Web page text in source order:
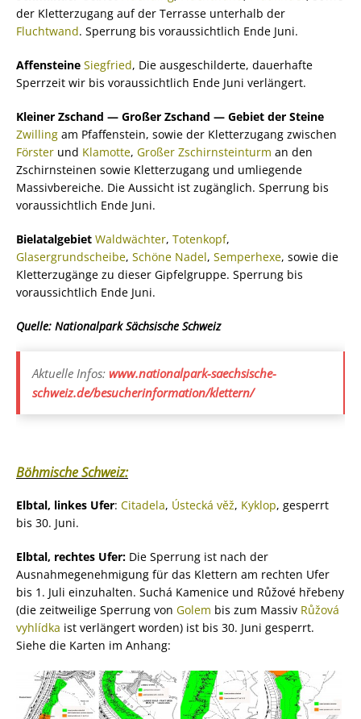
der Kletterzugang auf der Terrasse unterhalb der
Fluchtwand. Sperrung bis voraussichtlich Ende Juni.
Affensteine Siegfried, Die ausgeschilderte, dauerhafte
Sperrzeit wir bis voraussichtlich Ende Juni verlängert.
Kleiner Zschand — Großer Zschand — Gebiet der Steine
Zwilling am Pfaffenstein, sowie der Kletterzugang zwischen
Förster und Klamotte, Großer Zschirnsteinturm an den
Zschirnsteinen sowie Kletterzugang und umliegende
Massivbereiche. Die Aussicht ist zugänglich. Sperrung bis
voraussichtlich Ende Juni.
Bielatalgebiet Waldwächter, Totenkopf,
Glasergrundscheibe, Schöne Nadel, Semperhexe, sowie die
Kletterzugänge zu dieser Gipfelgruppe. Sperrung bis
voraussichtlich Ende Juni.
Quelle: Nationalpark Sächsische Schweiz
Aktuelle Infos: www.nationalpark-saechsische-
schweiz.de/besucherinformation/klettern/
Böhmische Schweiz:
Elbtal, linkes Ufer: Citadela, Ústecká věž, Kyklop, gesperrt
bis 30. Juni.
Elbtal, rechtes Ufer: Die Sperrung ist nach der
Ausnahmegenehmigung für das Klettern am rechten Ufer
bis 1. Juli einzuhalten. Suchá Kamenice und Růžové hřebeny
(die zeitweilige Sperrung von Golem bis zum Massiv Růžová
vyhlídka ist verlängert worden) ist bis 30. Juni gesperrt.
Siehe die Karten im Anhang: